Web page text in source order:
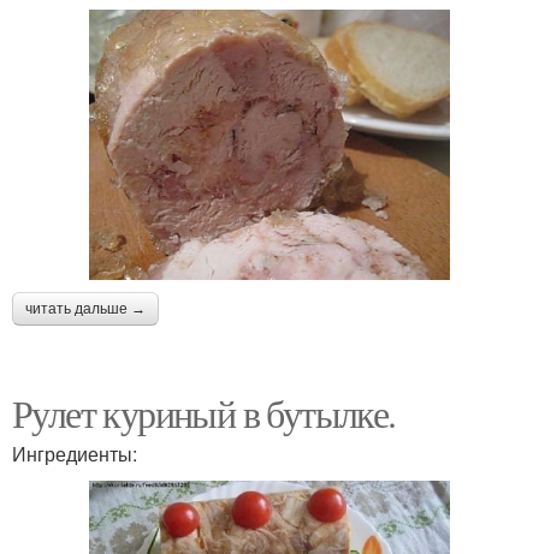
читать дальше →
Рулет куриный в бутылке.
Ингредиенты: